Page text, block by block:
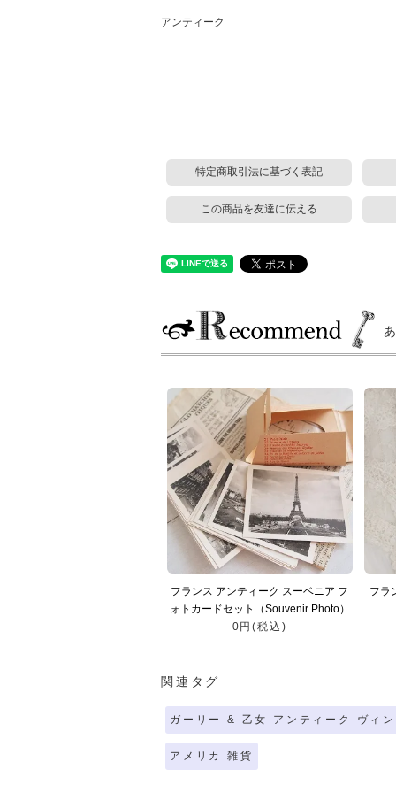
アンティーク
特定商取引法に基づく表記
この商品を友達に伝える
フランス アンティーク スーベニア フ
ォトカードセット（Souvenir Photo）
0円(税込)
フラ
関連タグ
ガーリー & 乙女 アンティーク ヴィ
アメリカ 雑貨